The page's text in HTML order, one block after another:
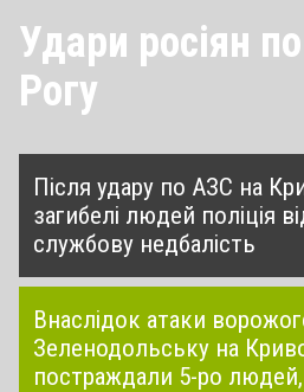
Удари росіян
Рогу
Після удару по АЗС на
загибелі людей поліція
службову недбалість
Внаслідок атаки
Зеленодольську на
постраждали 5-ро